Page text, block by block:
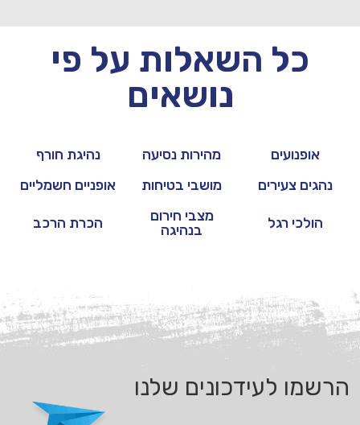
כל השאלות על פי
נושאים
אופנועים מהירות נסיעה
נהיגת חורף
נהגים צעירים
מושבי בטיחות אופניים חשמליים
הולכי רגל
מצבי חירום
בנהיגה
הכרת הרכב
הרשמו לעידכונים שלנו